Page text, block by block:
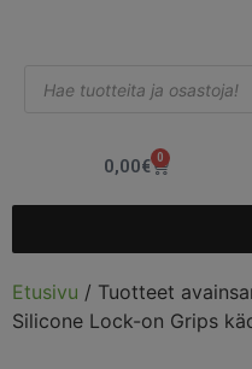
0,00€ 0
Etusivu / Tuotteet
Silicone Lock-on Grips